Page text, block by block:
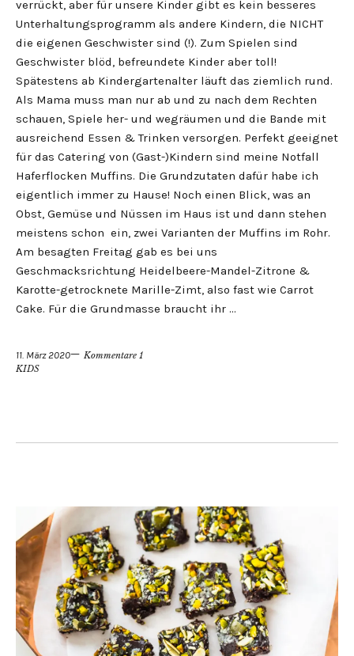
verrückt, aber für unsere Kinder gibt es kein besseres
Unterhaltungsprogramm als andere Kindern, die NICHT
die eigenen Geschwister sind (!). Zum Spielen sind
Geschwister blöd, befreundete Kinder aber toll!
Spätestens ab Kindergartenalter läuft das ziemlich rund.
Als Mama muss man nur ab und zu nach dem Rechten
schauen, Spiele her- und wegräumen und die Bande mit
ausreichend Essen & Trinken versorgen. Perfekt geeignet
für das Catering von (Gast-)Kindern sind meine Notfall
Haferflocken Muffins. Die Grundzutaten dafür habe ich
eigentlich immer zu Hause! Noch einen Blick, was an
Obst, Gemüse und Nüssen im Haus ist und dann stehen
meistens schon ein, zwei Varianten der Muffins im Rohr.
Am besagten Freitag gab es bei uns
Geschmacksrichtung Heidelbeere-Mandel-Zitrone &
Karotte-getrocknete Marille-Zimt, also fast wie Carrot
Cake. Für die Grundmasse braucht ihr …
11. März 2020
Kommentare 1
KIDS